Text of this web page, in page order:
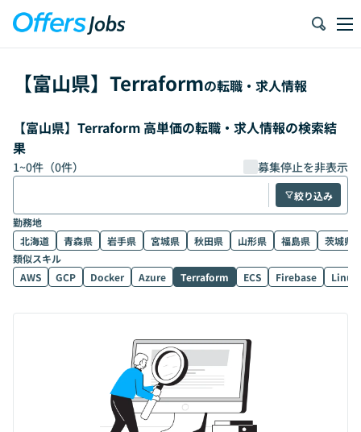
【富山県】 Terraformの転職・求人情報
【富山県】Terraform 高単価の転職・求人情報の検索結
果
1~0件（0件） 募集停止を非表示
絞り込み
勤務地
北海道
青森県 岩手県 宮城県 秋田県 山形県 福島県
茨城県
類似スキル
AWS
GCP Docker Azure Terraform ECS Firebase Linux